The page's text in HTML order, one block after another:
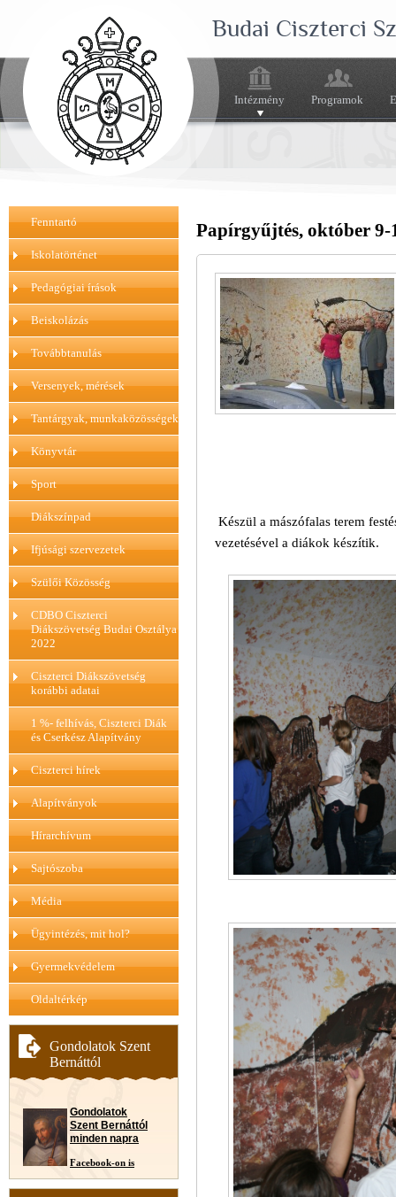
Budai Ciszterci
Intézmény Programok
Fenntartó
Iskolatörténet
Pedagógiai írások
Beiskolázás
Továbbtanulás
Versenyek, mérések
Tantárgyak, munkaközösségek
Könyvtár
Sport
Diákszínpad
Ifjúsági szervezetek
Szülői Közösség
CDBO Ciszterci
Diákszövetség Budai Osztálya
2022
Ciszterci Diákszövetség
korábbi adatai
1 %- felhívás, Ciszterci Diák
és Cserkész Alapítvány
Ciszterci hírek
Alapítványok
Hírarchívum
Sajtószoba
Média
Ügyintézés, mit hol?
Gyermekvédelem
Oldaltérkép
Gondolatok Szent
Bernáttól
Gondolatok
Szent Bernáttól
minden napra
Facebook-on is
Papírgyűjtés, október 9-
Készül a mászófalas terem
vezetésével a diákok készítik.